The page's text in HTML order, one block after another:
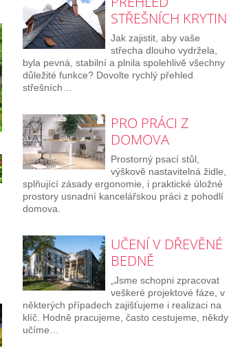
STŘEŠNÍCH KRYTIN
Jak zajistit, aby vaše
střecha dlouho vydržela,
byla pevná, stabilní a plnila spolehlivě všechny
důležité funkce? Dovolte rychlý přehled
střešních…
PRO PRÁCI Z
DOMOVA
Prostorný psací stůl,
výškově nastavitelná židle,
splňující zásady ergonomie, i praktické úložné
prostory usnadní kancelářskou práci z pohodlí
domova.
UČENÍ V DŘEVĚNÉ
BEDNĚ
„Jsme schopni zpracovat
veškeré projektové fáze, v
některých případech zajišťujeme i realizaci na
klíč. Hodně pracujeme, často cestujeme, někdy
učíme…